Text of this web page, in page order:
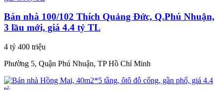
Bán nhà 100/102 Thích Quảng Đức, Q.Phú Nhuận,
3 lầu mới, giá 4.4 tỷ TL
4 tỷ 400 triệu
Phường 5, Quận Phú Nhuận, TP Hồ Chí Minh